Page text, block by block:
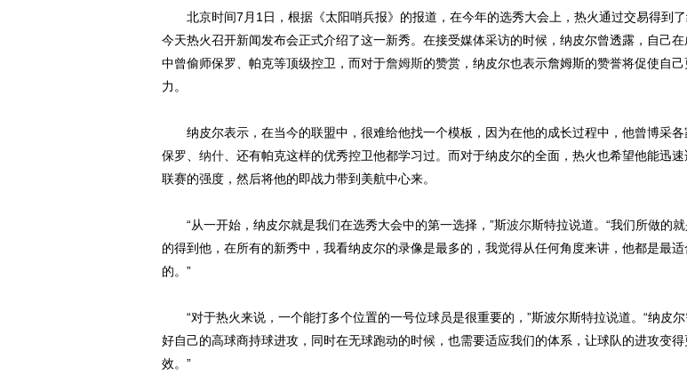
北京时间7月1日，根据《太阳哨兵报》的报道，在今年的选秀大会上，热火通过交易得到了
今天热火召开新闻发布会正式介绍了这一新秀。在接受媒体采访的时候，纳皮尔曾透露，自己在
中曾偷师保罗、帕克等顶级控卫，而对于詹姆斯的赞赏，纳皮尔也表示詹姆斯的赞誉将促使自己
力。
纳皮尔表示，在当今的联盟中，很难给他找一个模板，因为在他的成长过程中，他曾博采各
保罗、 纳什 、还有帕克这样的优秀控卫他都学习过。而对于纳皮尔的全面，热火也希望他能迅
联赛的强度，然后将他的即战力带到美航中心来。
“从一开始，纳皮尔就是我们在选秀大会中的第一选择，”斯波尔斯特拉说道。“我们所做的
的得到他，在所有的新秀中，我看纳皮尔的录像是最多的，我觉得从任何角度来讲，他都是最适
的。”
“对于热火来说，一个能打多个位置的一号位球员是很重要的，”斯波尔斯特拉说道。“纳皮尔
好自己的高球商持球进攻，同时在无球跑动的时候，也需要适应我们的体系，让球队的进攻变得
效。”